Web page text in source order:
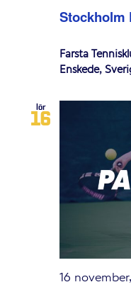
Stockholm
Farsta
Enskede,
lör
16
16